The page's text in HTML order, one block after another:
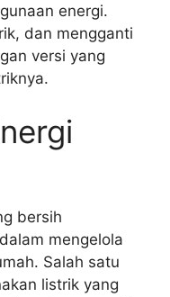
energi.
dan mengganti
versi yang
bersih
mengelola
Salah satu
listrik yang